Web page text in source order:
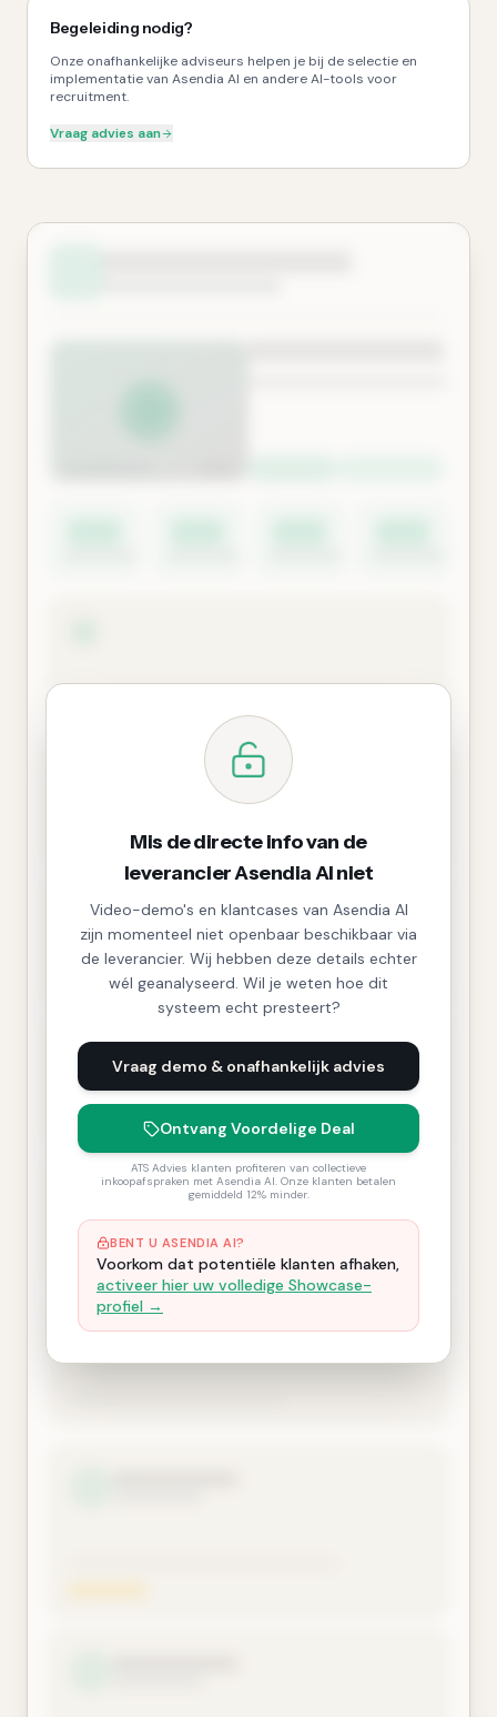
Begeleiding nodig?
Onze onafhankelijke adviseurs helpen je bij de selectie en
implementatie van Asendia AI en andere AI-tools voor
recruitment.
Vraag advies aan
Mis de directe info van de
leverancier Asendia AI niet
Video-demo's en klantcases van Asendia AI
zijn momenteel niet openbaar beschikbaar via
de leverancier. Wij hebben deze details echter
wél geanalyseerd. Wil je weten hoe dit
systeem echt presteert?
Vraag demo & onafhankelijk advies
Ontvang Voordelige Deal
ATS Advies klanten profiteren van collectieve
inkoopafspraken met Asendia AI. Onze klanten betalen
gemiddeld 12% minder.
BENT U ASENDIA AI?
Voorkom dat potentiële klanten afhaken,
activeer hier uw volledige Showcase-
profiel →